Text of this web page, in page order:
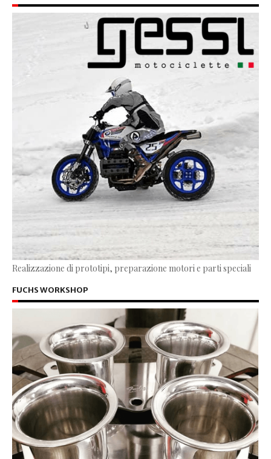
Realizzazione di prototipi, preparazione motori e parti speciali
FUCHS WORKSHOP